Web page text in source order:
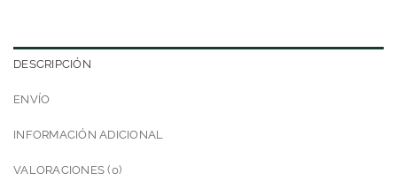
DESCRIPCIÓN
ENVÍO
INFORMACIÓN ADICIONAL
VALORACIONES (0)